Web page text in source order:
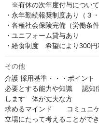
※有休の次年度付与について
・永年勤続報奨制度あり（３
・各種社会保険完備（労働条
・ユニフォーム貸与あり
・給食制度　希望により300
その他
介護	採用基準・・・ポイント
必要とする能力や知識	認知症の方と関わったことのある方を希望
します　体が丈夫な方
求めるマインド	コミュニケーションをとる事が好きな方/相手の
立場にたって考えることがで